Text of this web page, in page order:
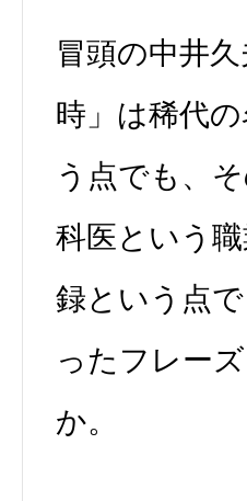
冒頭の中井
時」は稀代
う点でも、
科医という
録という点
ったフレー
か。